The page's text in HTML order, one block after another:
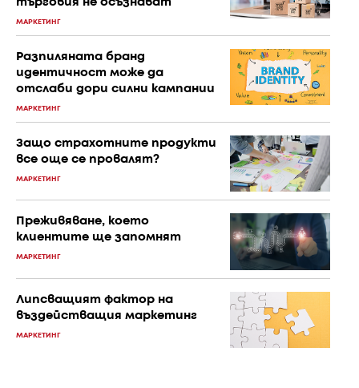
търговия не осъзнават
МАРКЕТИНГ
Разпиляната бранд
идентичност може да
отслаби дори силни кампании
МАРКЕТИНГ
Защо страхотните продукти
все още се провалят?
МАРКЕТИНГ
Преживяване, което
клиентите ще запомнят
МАРКЕТИНГ
Липсващият фактор на
въздействащия маркетинг
МАРКЕТИНГ